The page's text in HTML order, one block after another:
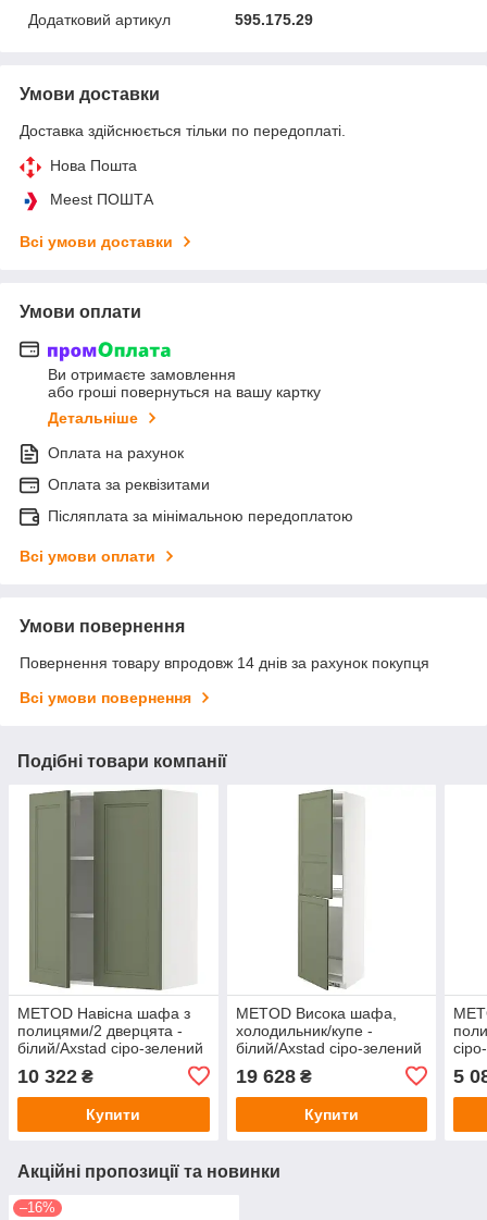
Додатковий артикул
595.175.29
Умови доставки
Доставка здійснюється тільки по передоплаті.
Нова Пошта
Meest ПОШТА
Всі умови доставки
Умови оплати
Ви отримаєте замовлення
або гроші повернуться на вашу картку
Детальніше
Оплата на рахунок
Оплата за реквізитами
Післяплата за мінімальною передоплатою
Всі умови оплати
Умови повернення
Повернення товару впродовж 14 днів за рахунок покупця
Всі умови повернення
Подібні товари компанії
METOD Навісна шафа з
полицями/2 дверцята -
білий/Axstad сіро-зелений
595.187.60
10 322 ₴
Купити
METOD Висока шафа,
холодильник/купе -
білий/Axstad сіро-зелений
595.175.48
19 628₴
Купити
5
Акційні пропозиції та новинки
–16%